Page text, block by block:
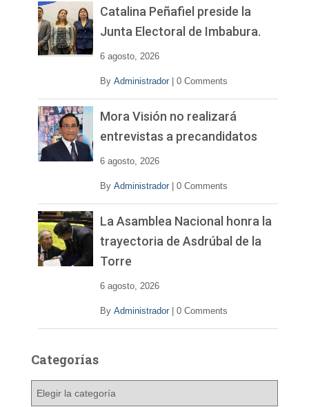
Catalina Peñafiel preside la
Junta Electoral de Imbabura.
6 agosto, 2026
By Administrador 0 Comments
Mora Visión no realizará
entrevistas a precandidatos
6 agosto, 2026
By Administrador 0 Comments
La Asamblea Nacional honra la
trayectoria de Asdrúbal de la
Torre
6 agosto, 2026
By Administrador 0 Comments
Categorías